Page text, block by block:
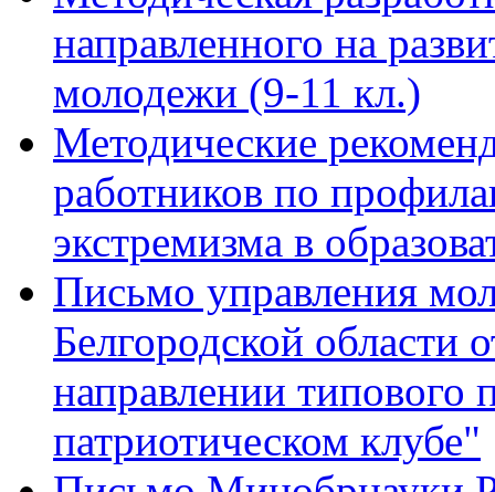
направленного на
молодежи (9-11 кл.)
Методические
работников по
экстремизма в
Письмо управления
Белгородской
направлении типового
патриотическом клубе"